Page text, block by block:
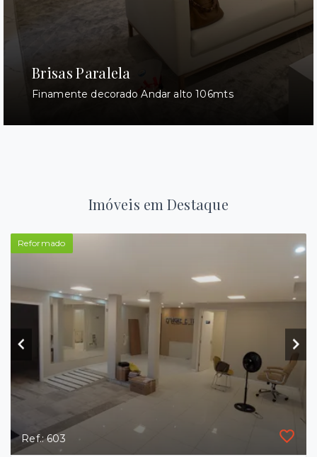
Brisas Paralela
Finamente decorado Andar alto 106mts
Imóveis em Destaque
Reformado
Ref.: 603